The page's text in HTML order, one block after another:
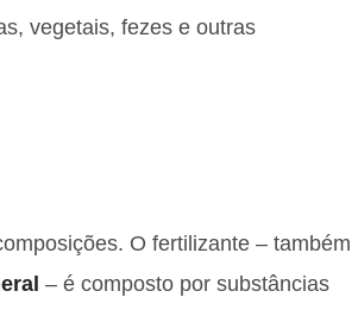
vegetais, fezes e outras
O fertilizante – também
– é composto por substâncias